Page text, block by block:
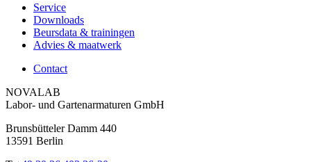
Service
Downloads
Beursdata & trainingen
Advies & maatwerk
Contact
NOVALAB
Labor- und Gartenarmaturen GmbH
Brunsbütteler Damm 440
13591 Berlin